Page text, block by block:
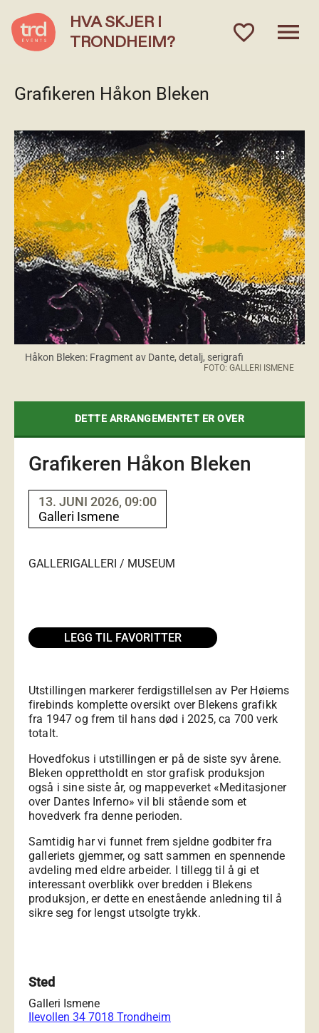
HVA SKJER I
TRONDHEIM?
favorite_outlinedmenu
Grafikeren Håkon Bleken
fullscreen
Håkon Bleken: Fragment av Dante, detalj, serigrafi
FOTO: GALLERI ISMENE
DETTE ARRANGEMENTET ER OVER
Grafikeren Håkon Bleken
13. JUNI 2026, 09:00
Galleri Ismene
GALLERIGALLERI / MUSEUM
LEGG TIL FAVORITTER
Utstillingen markerer ferdigstillelsen av Per Høiems
firebinds komplette oversikt over Blekens grafikk
fra 1947 og frem til hans død i 2025, ca 700 verk
totalt.
Hovedfokus i utstillingen er på de siste syv årene.
Bleken opprettholdt en stor grafisk produksjon
også i sine siste år, og mappeverket «Meditasjoner
over Dantes Inferno» vil bli stående som et
hovedverk fra denne perioden.
Samtidig har vi funnet frem sjeldne godbiter fra
galleriets gjemmer, og satt sammen en spennende
avdeling med eldre arbeider. I tillegg til å gi et
interessant overblikk over bredden i Blekens
produksjon, er dette en enestående anledning til å
sikre seg for lengst utsolgte trykk.
Sted
Galleri Ismene
Ilevollen 34 7018 Trondheim